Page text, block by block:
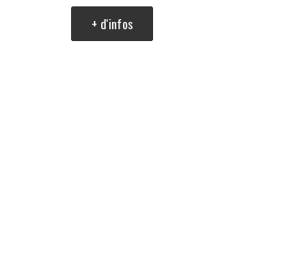
+ d'infos